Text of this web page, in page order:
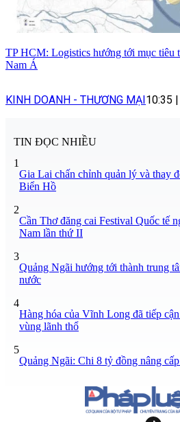
TP HCM: Logistics hướng tới mục tiêu
Nam Á
KINH DOANH - THƯƠNG MẠI 10:35
TIN ĐỌC NHIỀU
1
Gia Lai chấn chỉnh quản lý và thay
Biển Hồ
2
Cần Thơ đăng cai Festival Quốc tế
Nam lần thứ II
3
Quảng Ngãi hướng tới thành trung
nước
4
Hàng hóa của Vĩnh Long đã tiếp
vùng lãnh thổ
5
Quảng Ngãi: Chi 8 tỷ đồng nâng